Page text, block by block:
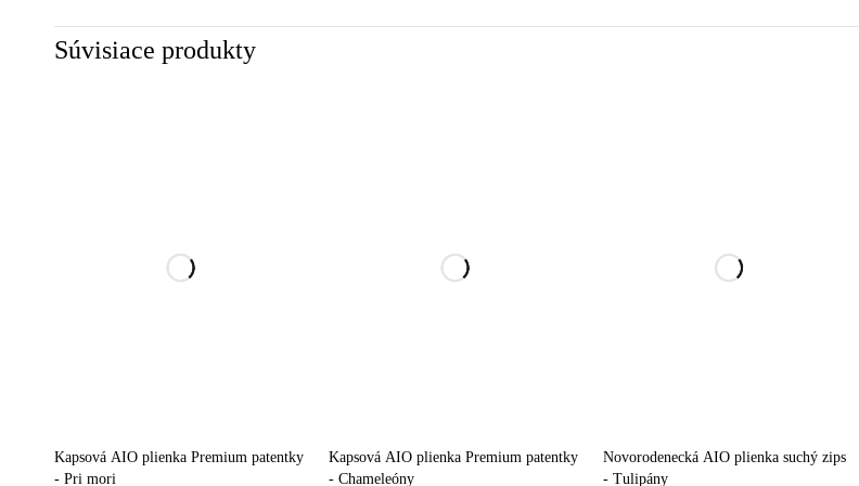
Súvisiace produkty
Kapsová AIO plienka Premium patentky
- Pri mori
Kapsová AIO plienka Premium patentky
- Chameleóny
Novorodenecká AIO plienka suchý zips
- Tulipány